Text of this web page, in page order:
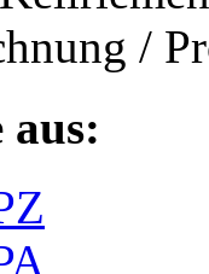
/
aus: